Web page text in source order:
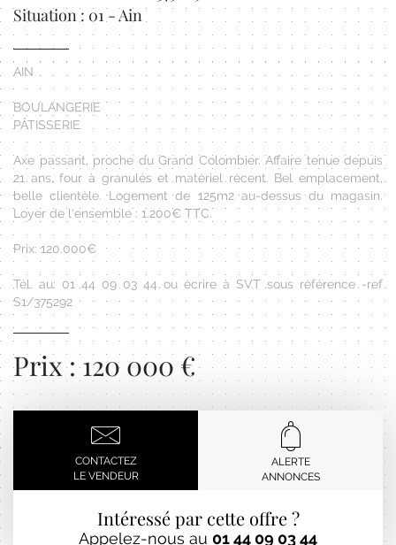
Situation : 01 - Ain
AIN
BOULANGERIE
PÂTISSERIE
Axe passant, proche du Grand Colombier. Affaire tenue depuis
21 ans, four à granulés et matériel récent. Bel emplacement,
belle clientèle. Logement de 125m2 au-dessus du magasin.
Loyer de l'ensemble : 1.200€ TTC.
Prix: 120.000€
Tél. au: 01 44 09 03 44 ou écrire à SVT sous référence -ref
S1/375292
Prix : 120 000 €
CONTACTEZ
LE VENDEUR
ALERTE
ANNONCES
Intéressé par cette offre ?
Appelez-nous au 01 44 09 03 44